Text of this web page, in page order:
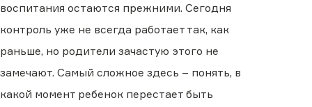
воспитания остаются прежними. Сегодня
контроль уже не всегда работает так, как
раньше, но родители зачастую этого не
замечают. Самый сложное здесь – понять, в
какой момент ребенок перестает быть